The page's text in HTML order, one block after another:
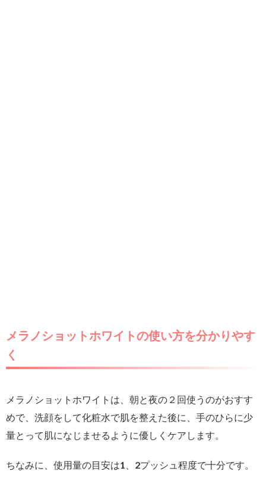
メラノショットホワイトの使い方を分かりやす
く
メラノショットホワイトは、朝と夜の２回使うのがおすす
めで、洗顔をして化粧水で肌を整えた後に、手のひらに少
量とって肌になじませるように優しくケアします。
ちなみに、使用量の目安は1、2プッシュ程度で十分です。